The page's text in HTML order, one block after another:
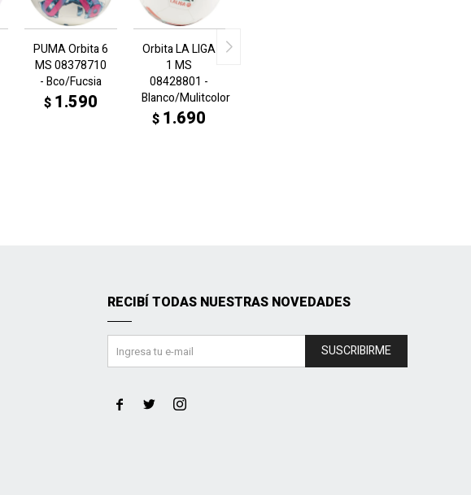
PUMA Orbita 6
MS 08378710
- Bco/Fucsia
$ 1.590
Orbita LA LIGA
1 MS
08428801 -
Blanco/Mulitcolor
$ 1.690
RECIBÍ TODAS NUESTRAS NOVEDADES
SUSCRIBIRME
  